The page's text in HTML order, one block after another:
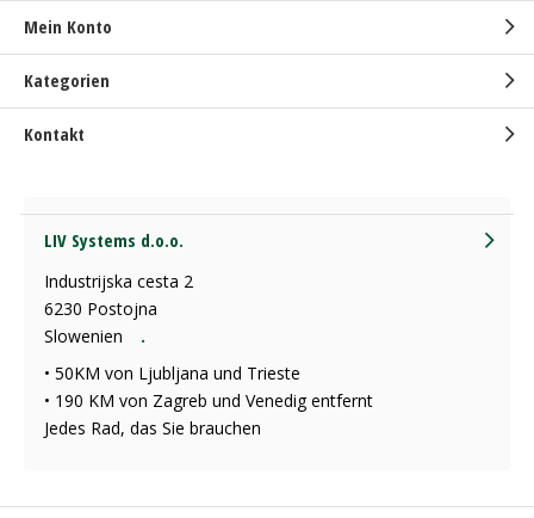
Mein Konto
Kategorien
Kontakt
LIV Systems d.o.o.
Industrijska cesta 2
6230 Postojna
Slowenien
.
• 50KM von Ljubljana und Trieste
• 190 KM von Zagreb und Venedig entfernt
Jedes Rad, das Sie brauchen